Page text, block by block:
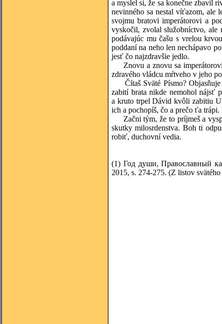
a myslel si, že sa konečne zbavil
nevinného sa nestal víťazom, ale
svojmu bratovi imperátorovi a
vyskočil, zvolal služobníctvo, ale
podávajúc mu čašu s vrelou
poddaní na neho len nechápavo
jesť čo najzdravšie jedlo.
Znovu a znovu sa imperátorovi
zdravého vládcu mŕtveho v jeho
Čítaš Sväté Písmo? Objasňuje
zabití brata nikde nemohol nájsť
a kruto trpel Dávid kvôli zabitiu
ich a pochopíš, čo a prečo ťa
Začni tým, že to príjmeš a
skutky milosrdenstva. Boh ti
robiť, duchovní vedia.
(1) Год души, Православный
2015, s. 274-275. (Z listov